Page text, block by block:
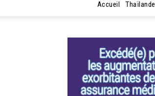
Accueil Thaïlande